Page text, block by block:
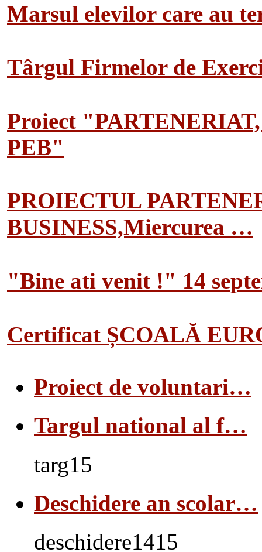
Marsul elevilor care au
Târgul Firmelor de
Proiect
PEB"
PROIECTUL
BUSINESS,Miercurea …
"Bine ati venit !" 14
Certificat ȘCOALĂ
Proiect de voluntari…
Targul national al f…
targ15
Deschidere an scolar…
deschidere1415